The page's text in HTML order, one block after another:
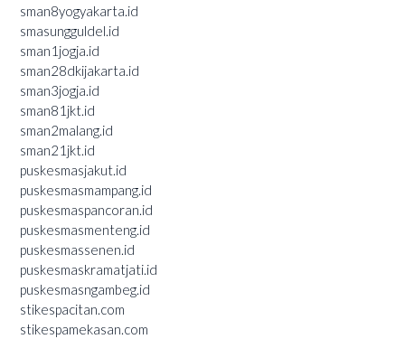
sman8yogyakarta.id
smasungguldel.id
sman1jogja.id
sman28dkijakarta.id
sman3jogja.id
sman81jkt.id
sman2malang.id
sman21jkt.id
puskesmasjakut.id
puskesmasmampang.id
puskesmaspancoran.id
puskesmasmenteng.id
puskesmassenen.id
puskesmaskramatjati.id
puskesmasngambeg.id
stikespacitan.com
stikespamekasan.com